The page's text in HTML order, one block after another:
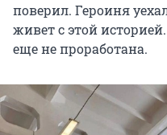
поверил. Героиня
живет с этой
еще не проработана.